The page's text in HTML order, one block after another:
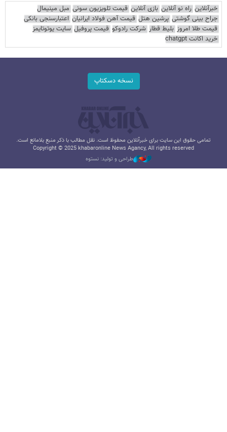
خبرآنلاین راه نو آنلاین بازی آنلاین قیمت تلویزیون سونی مبل مینیمال
جراح بینی گوشتی پرشین هتل قیمت آهن فولاد ایرانیان اعتبارسنجی بانکی
قیمت طلا امروز بلیط قطار شرکت رادوکو قیمت پروفیل سایت یوتوتایمز
خرید اکانت chatgpt
نسخه دسکتاپ
تمامی حقوق این سایت برای خبرآنلاین محفوظ است. نقل مطالب با ذکر منبع بلامانع است.
Copyright © 2025 khabaronline News Agancy, All rights reserved
طراحی و تولید: نستوه